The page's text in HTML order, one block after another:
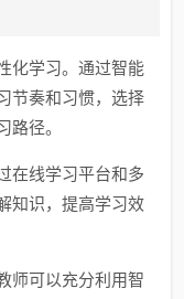
化学习。通过智能
节奏和习惯，选择
路径。
在线学习平台和多
知识，提高学习效
师可以充分利用智